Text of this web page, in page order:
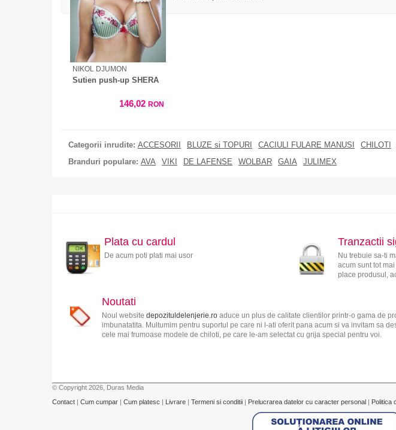
NIKOL DJUMON
Sutien push-up SHERA
146,02 RON
Categorii inrudite: ACCESORII BLUZE si TOPURI CACIULI FULARE MANUSI CHILOTI
Branduri populare: AVA VIKI DE LAFENSE WOLBAR GAIA JULIMEX
Plata cu cardul
De acum poti plati mai usor
Tranzactii
Nu trebuie sa-ti
acum sunt tot
place produsul,
Noutati
Noul website depozituldelenjerie.roaduce un plus de calitate clientilor printr-o gama de
imbunatatita. Multumim pentru suportul pe care ni l-ati oferit pana acum si va invitam sa
cele mai frumoase modele de chiloti, pe care le-am selectat cu grija special pentru voi.
© Copyright 2026, Duras Media
Contact | Cum cumpar | Cum platesc | Livrare | Termeni si conditii | Prelucrarea datelor cu caracter personal | Politica